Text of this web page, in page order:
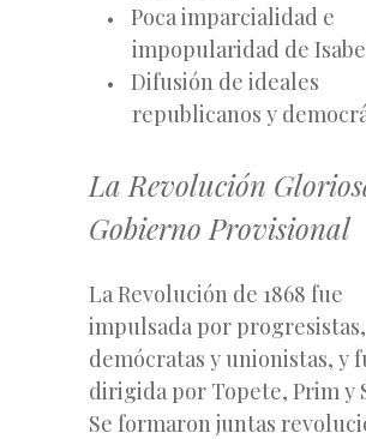
Poca imparcialidad e
impopularidad de
Difusión de ideales
republicanos y
La Revolución
Gobierno Provisional
La Revolución de 1868 fue
impulsada por progresistas,
demócratas y unionistas, y
dirigida por Topete, Prim y
Se formaron juntas